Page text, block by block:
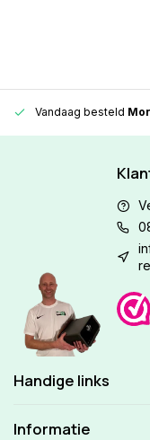
Vandaag besteld
Handige links
Informatie